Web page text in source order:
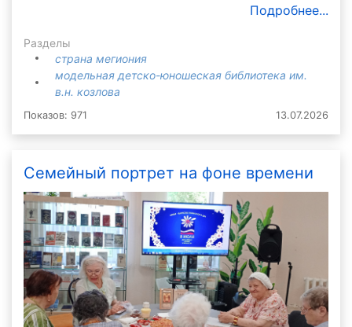
Подробнее...
Разделы
страна мегиония
модельная детско-юношеская библиотека им.
в.н. козлова
Показов: 971 13.07.2026
Семейный портрет на фоне времени